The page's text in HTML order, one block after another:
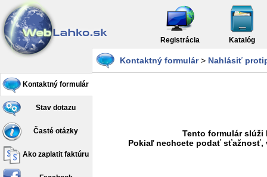
Registrácia Katalóg
Kontaktný formulár
Stav dotazu
Časté otázky
Ako zaplatit faktúru
Kontaktný formulár> Nahlásiť
Tento formulár
Pokiaľ nechcete podať